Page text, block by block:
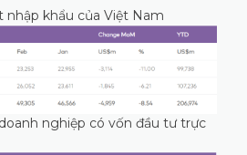
nhập khẩu của Việt Nam
nghiệp có vốn đầu tư trực